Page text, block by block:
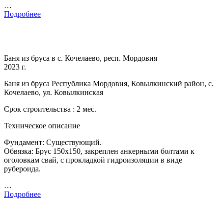
…
Подробнее
Баня из бруса в с. Кочелаево, респ. Мордовия
2023 г.
Баня из бруса Республика Мордовия, Ковылкинский район, с.
Кочелаево, ул. Ковылкинская
Срок строительства : 2 мес.
Техническое описание
Фундамент: Существующий.
Обвязка: Брус 150х150, закреплен анкерными болтами к
оголовкам свай, с прокладкой гидроизоляции в виде
рубероида.
…
Подробнее